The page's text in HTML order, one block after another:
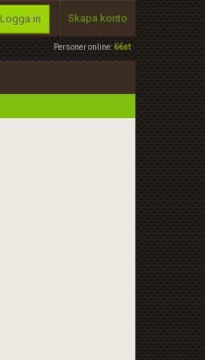
Personer online:66st
Logga in Skapa konto